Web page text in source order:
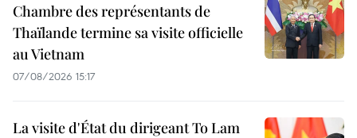
Chambre des représentants de
Thaïlande termine sa visite officielle
au Vietnam
07/08/2026 15:17
La visite d'État du dirigeant To Lam